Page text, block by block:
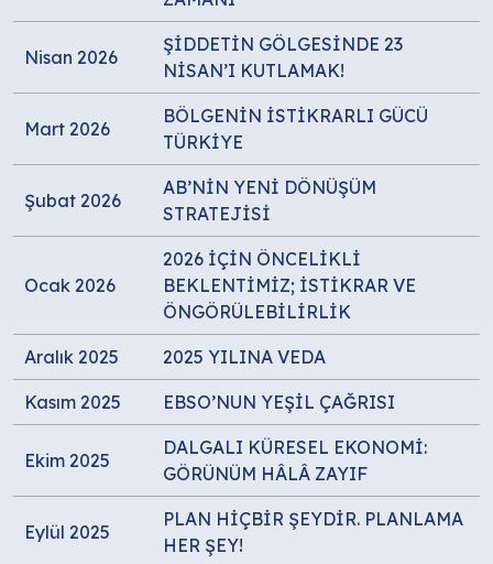
Nisan 2026
ŞİDDETİN GÖLGESİNDE 23
NİSAN’I KUTLAMAK!
Mart 2026
BÖLGENİN İSTİKRARLI GÜCÜ
TÜRKİYE
Şubat 2026
AB’NİN YENİ DÖNÜŞÜM
STRATEJİSİ
Ocak 2026
2026 İÇİN ÖNCELİKLİ
BEKLENTİMİZ; İSTİKRAR VE
ÖNGÖRÜLEBİLİRLİK
Aralık 2025 2025 YILINA VEDA
Kasım 2025 EBSO’NUN YEŞİL ÇAĞRISI
Ekim 2025
DALGALI KÜRESEL EKONOMİ:
GÖRÜNÜM HÂLÂ ZAYIF
Eylül 2025
PLAN HİÇBİR ŞEYDİR. PLANLAMA
HER ŞEY!